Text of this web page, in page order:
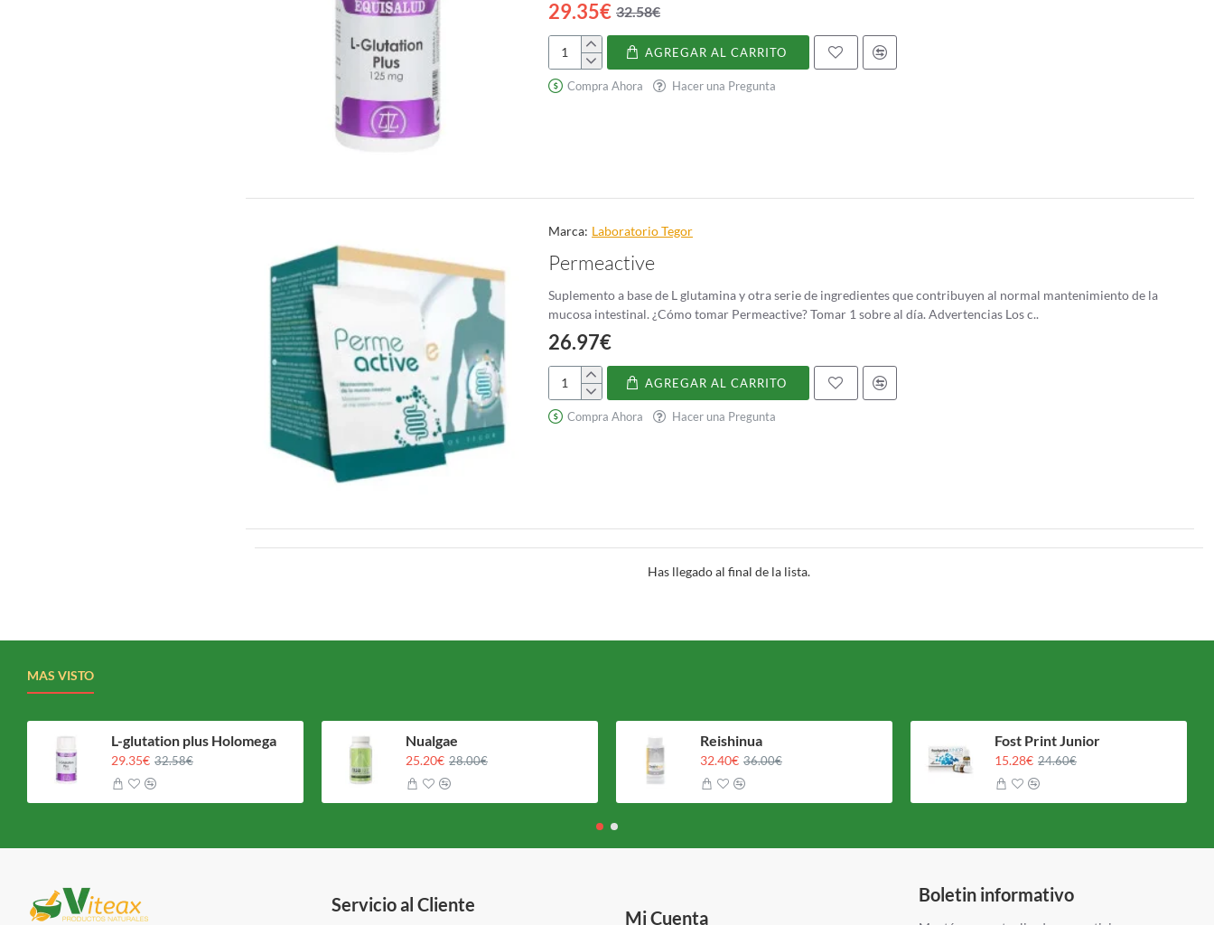
29.35€ 32.58€
glutation
AGREGAR AL CARRITO
Compra Ahora Hacer una Pregunta
Marca: Laboratorio Tegor
Permeactive
Suplemento a base de L glutamina y otra serie de ingredientes que contribuyen al normal mantenimiento de la
mucosa intestinal. ¿Cómo tomar Permeactive? Tomar 1 sobre al día. Advertencias Los c..
26.97€
Permeactive
AGREGAR AL CARRITO
Compra Ahora Hacer una Pregunta
Has llegado al final de la lista.
MAS VISTO
L-glutation plus Holomega
29.35€ 32.58€
Nualgae
25.20€ 28.00€
Reishinua
32.40€ 36.00€
Fost Print Junior
15.28€ 24.60€
Servicio al Cliente
Mi Cuenta
Boletin informativo